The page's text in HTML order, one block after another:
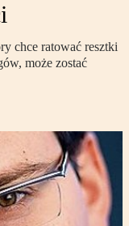
chce ratować resztki
może zostać